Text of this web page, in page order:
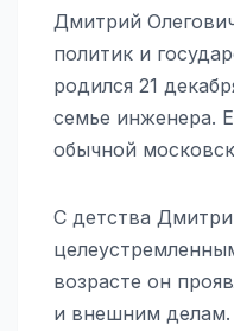
Дмитрий
политик и
родился 21
семье инженера.
обычной
С детства
возрасте он
и внешним